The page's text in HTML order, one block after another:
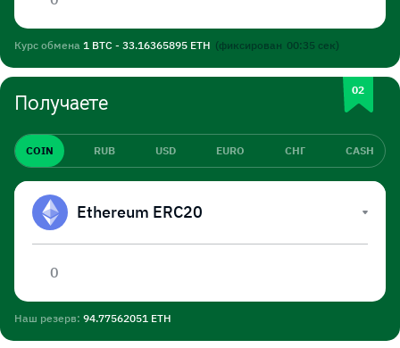
Курс обмена 1 BTC - 33.16365895 ETH (фиксирован 00:35 сек)
Получаете
COIN RUB USD EURO СНГ CASH
Ethereum ERC20
Наш резерв: 94.77562051 ETH